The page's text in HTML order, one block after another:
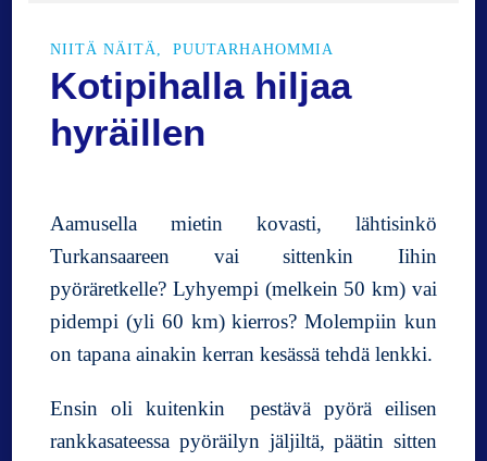
a
NIITÄ NÄITÄ PUUTARHAHOMMIA
Kotipihalla hiljaa
hyräillen
Aamusella mietin kovasti, lähtisinkö
Turkansaareen vai sittenkin Iihin
pyöräretkelle? Lyhyempi (melkein 50 km) vai
pidempi (yli 60 km) kierros? Molempiin kun
on tapana ainakin kerran kesässä tehdä lenkki.
Ensin oli kuitenkin pestävä pyörä eilisen
rankkasateessa pyöräilyn jäljiltä, päätin sitten